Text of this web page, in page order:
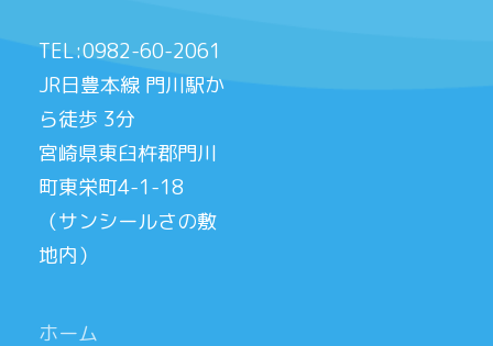
TEL:0982-60-2061
JR日豊本線 門川駅か
ら徒歩 3分
宮崎県東臼杵郡門川
町東栄町4-1-18
（サンシールさの敷
地内）
ホーム